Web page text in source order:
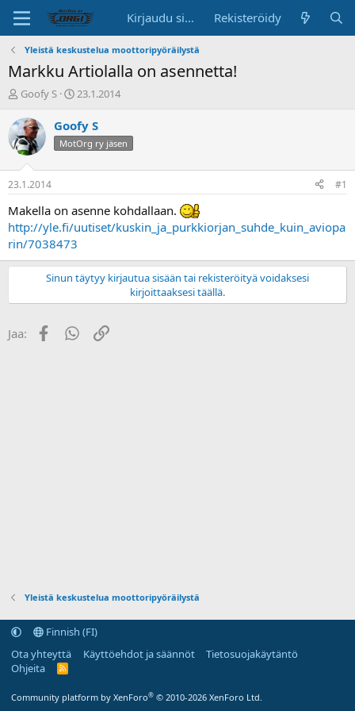
Kirjaudu sisään Rekisteröidy
Yleistä keskustelua moottoripyöräilystä
Markku Artiolalla on asennetta!
K
s
k
u
s
t
e
l
u
n
a
l
t
a
Goofy S
A
o
i
t
p
ä
v
ä
23.1.2014
Goofy S
MotOrg ry jäsen
23.1.2014 #1
Makella on asenne kohdallaan.
http://yle.fi/uutiset/kuskin_ja_purkkiorjan_suhde_kuin_aviopa
rin/7038473
Sinun täytyy kirjautua sisään tai rekisteröityä voidaksesi
kirjoittaaksesi täällä.
Jaa: FacebookWhatsApp
Linkki
Yleistä keskustelua moottoripyöräilystä
Finnish (FI)
Ota yhteyttä
Käyttöehdot ja säännöt
Tietosuojakäytäntö
Ohjeita
R
Community platform by XenForo® © 2010-2026 XenForo Ltd.